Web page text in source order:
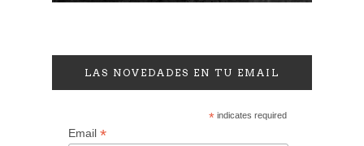
LAS NOVEDADES EN TU EMAIL
*indicates required
Email *